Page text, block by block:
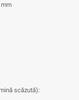
mm
scăzută):